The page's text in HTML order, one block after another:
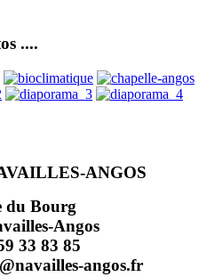
....
ANGOS
du Bourg
Angos
33 83 85
angos.fr